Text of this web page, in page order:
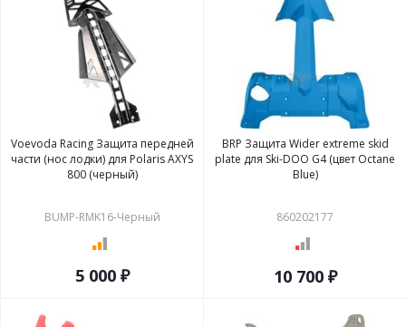
Voevoda Racing Защита передней
части (нос лодки) для Polaris AXYS
800 (черный)
BUMP-RMK16-Черный
5 000 ₽
BRP Защита Wider extreme skid
plate для Ski-DOO G4 (цвет Octane
Blue)
860202177
10 700 ₽